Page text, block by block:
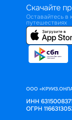
Скачайте
Оставайтесь в
путешествиях
ООО
ИНН
ОГРН